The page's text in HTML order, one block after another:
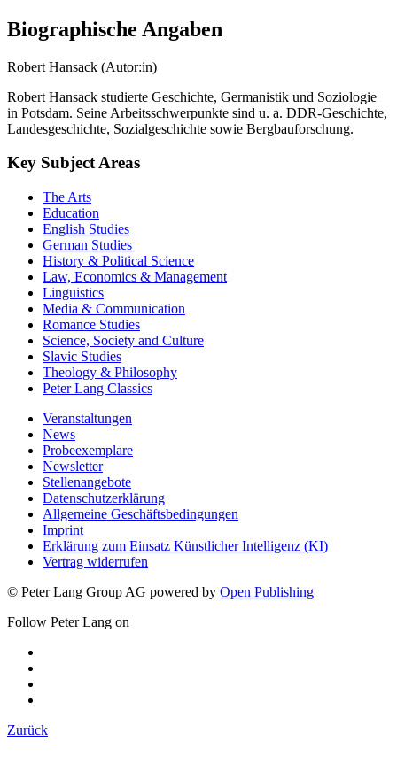
Biographische Angaben
Robert Hansack (Autor:in)
Robert Hansack studierte Geschichte, Germanistik und Soziologie
in Potsdam. Seine Arbeitsschwerpunkte sind u. a. DDR-Geschichte,
Landesgeschichte, Sozialgeschichte sowie Bergbauforschung.
Key Subject Areas
The Arts
Education
English Studies
German Studies
History & Political Science
Law, Economics & Management
Linguistics
Media & Communication
Romance Studies
Science, Society and Culture
Slavic Studies
Theology & Philosophy
Peter Lang Classics
Veranstaltungen
News
Probeexemplare
Newsletter
Stellenangebote
Datenschutzerklärung
Allgemeine Geschäftsbedingungen
Imprint
Erklärung zum Einsatz Künstlicher Intelligenz (KI)
Vertrag widerrufen
© Peter Lang Group AG powered by Open Publishing
Follow Peter Lang on
Zurück